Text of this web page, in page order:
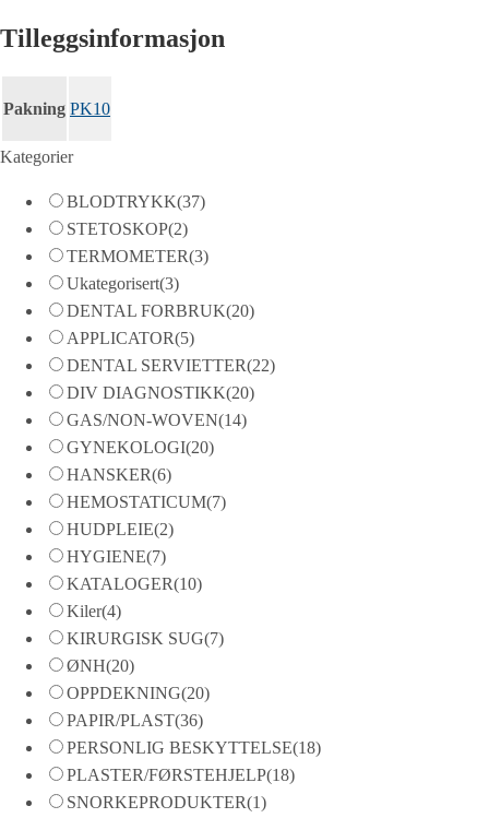
Tilleggsinformasjon
Pakning PK10
Kategorier
BLODTRYKK(37)
STETOSKOP(2)
TERMOMETER(3)
Ukategorisert(3)
DENTAL FORBRUK(20)
APPLICATOR(5)
DENTAL SERVIETTER(22)
DIV DIAGNOSTIKK(20)
GAS/NON-WOVEN(14)
GYNEKOLOGI(20)
HANSKER(6)
HEMOSTATICUM(7)
HUDPLEIE(2)
HYGIENE(7)
KATALOGER(10)
Kiler(4)
KIRURGISK SUG(7)
ØNH(20)
OPPDEKNING(20)
PAPIR/PLAST(36)
PERSONLIG BESKYTTELSE(18)
PLASTER/FØRSTEHJELP(18)
SNORKEPRODUKTER(1)